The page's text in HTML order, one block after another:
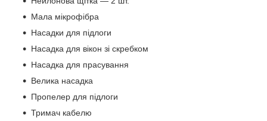
Мала мікрофібра
Насадки для підлоги
Насадка для вікон зі скребком
Насадка для прасування
Велика насадка
Пропелер для підлоги
Тримач кабелю